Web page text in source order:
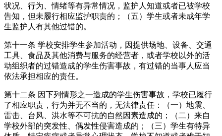
状况、行为、情绪等有异常情况，监护人知道或者已被学校
告知，但未履行相应监护职责的；（五）学生或者未成年学
生监护人有其他过错的。
第十一条 学校安排学生参加活动，因提供场地、设备、交通
工具、食品及其他消费与服务的经营者，或者学校以外的活
动组织者的过错造成的学生伤害事故，有过错的当事人应当
依法承担相应的责任。
第十二条 因下列情形之一造成的学生伤害事故，学校已履行
了相应职责，行为并无不当的，无法律责任：（一）地震、
雷击、台风、洪水等不可抗的自然因素造成的；（二）来自
学校外部的突发性、偶发性侵害造成的；（三）学生有特异